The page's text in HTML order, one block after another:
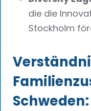
die die
Stockholm